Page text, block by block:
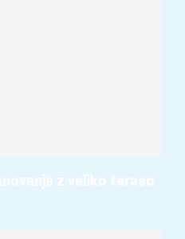
z veliko teraso